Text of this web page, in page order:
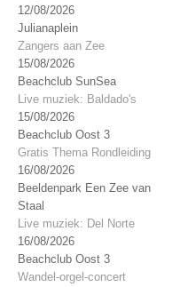
12/08/2026
Julianaplein
Zangers aan Zee
15/08/2026
Beachclub SunSea
Live muziek: Baldado's
15/08/2026
Beachclub Oost 3
Gratis Thema Rondleiding
16/08/2026
Beeldenpark Een Zee van
Staal
Live muziek: Del Norte
16/08/2026
Beachclub Oost 3
Wandel-orgel-concert